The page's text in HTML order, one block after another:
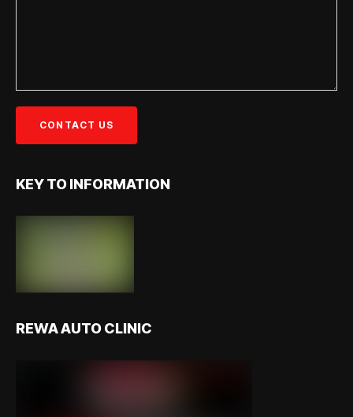
KEY TO INFORMATION
REWA AUTO CLINIC